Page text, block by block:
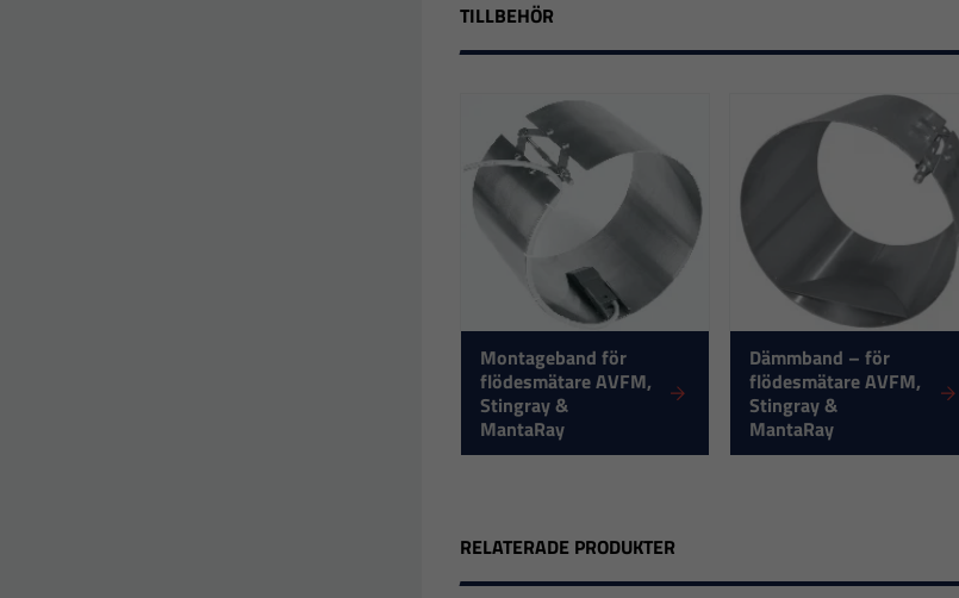
TILLBEHÖR
Montageband för
flödesmätare AVFM,
Stingray &
MantaRay
Dämmband – för
flödesmätare AVFM,
Stingray &
MantaRay
RELATERADE PRODUKTER